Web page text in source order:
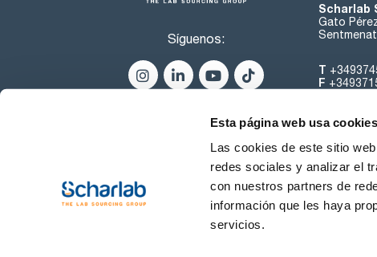
Esta página web usa cookies
Las cookies de este sitio
redes sociales y analizar el
con nuestros partners de
información que les haya
servicios.
Síguenos:
Scharlab
Gato
T
F
Condiciones de Uso